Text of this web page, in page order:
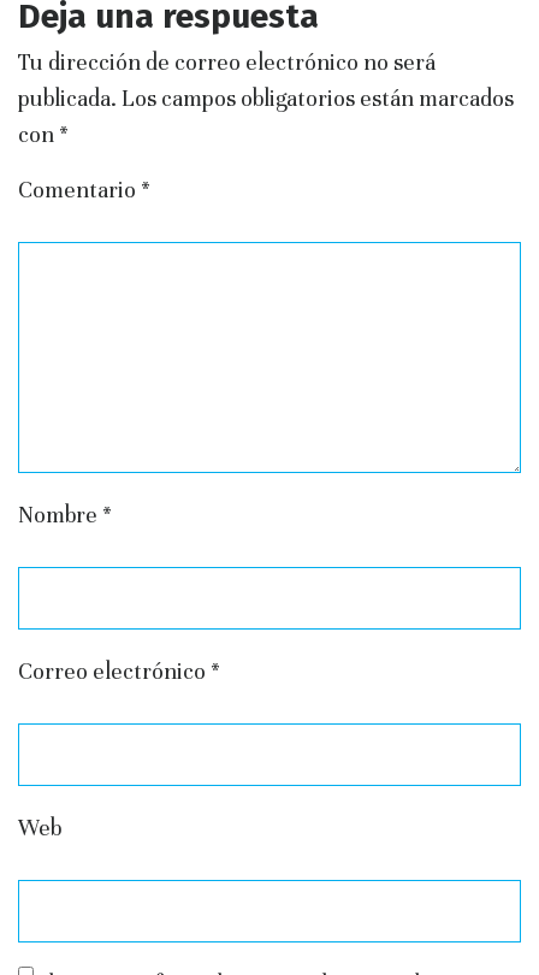
Deja una respuesta
Tu dirección de correo electrónico no será
publicada. Los campos obligatorios están marcados
con *
Comentario *
Nombre *
Correo electrónico *
Web